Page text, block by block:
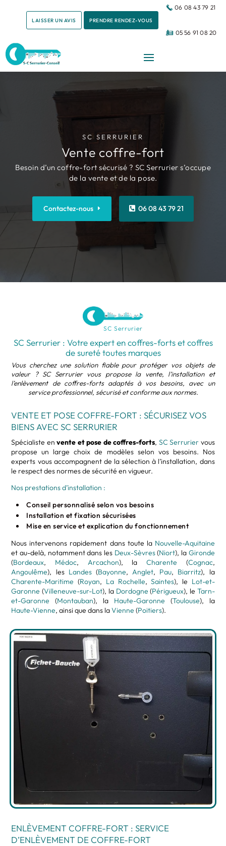
LAISSER UN AVIS PRENDRE RENDEZ-VOUS
06 08 43 79 21
05 56 91 08 20
SC SERRURIER
Vente coffre-fort
Besoin d’un coffre-fort sécurisé ? SC Serrurier s’occupe
de la vente et de la pose.
Contactez-nous 06 08 43 79 21
SC Serrurier
SC Serrurier : Votre expert en coffres-forts et coffres
de sureté toutes marques
Vous cherchez une solution fiable pour protéger vos objets de
valeur ? SC Serrurier vous propose la vente, l’installation et
l’enlèvement de coffres-forts adaptés à vos besoins, avec un
service professionnel, sécurisé et conforme aux normes.
VENTE ET POSE COFFRE-FORT : SÉCURISEZ VOS
BIENS AVEC SC SERRURIER
Spécialiste envente et pose de coffres-forts, SC Serrurier vous
propose un large choix de modèles selon vos besoins. Nos
experts vous accompagnent de la sélection à l’installation, dans
le respect des normes de sécurité en vigueur.
Nos prestations d’installation :
Conseil personnalisé selon vos besoins
Installation et fixation sécurisées
Mise en service et explication du fonctionnement
Nous intervenons rapidement dans toute la Nouvelle-Aquitaine
et au-delà, notamment dans les Deux-Sèvres(Niort), la Gironde
(Bordeaux, Médoc, Arcachon), la Charente (Cognac,
Angoulême), les Landes(Bayonne,Anglet, Pau, Biarritz), la
Charente-Maritime (Royan, La Rochelle,Saintes), le Lot-et-
Garonne (Villeneuve-sur-Lot), la Dordogne (Périgueux), le Tarn-
et-Garonne (Montauban), la Haute-Garonne (Toulouse), la
Haute-Vienne, ainsi que dans laVienne (Poitiers).
ENLÈVEMENT COFFRE-FORT : SERVICE
D’ENLÈVEMENT DE COFFRE-FORT